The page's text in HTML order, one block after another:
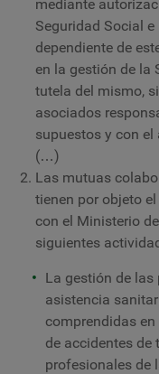
mediante
Seguridad Social
dependiente de
en la gestión de la
tutela del mismo,
asociados
supuestos y con el
(…)
Las mutuas
tienen por objeto
con el Ministerio
siguientes
La gestión de las
asistencia
comprendidas
de accidentes de
profesionales de